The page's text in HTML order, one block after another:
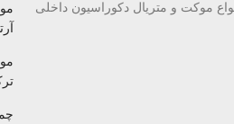
موکت و متریال دکوراسیون داخلی